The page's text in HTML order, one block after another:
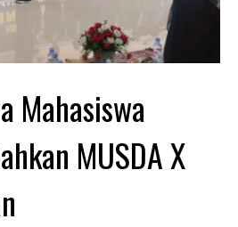
Mahasiswa
MUSDA X